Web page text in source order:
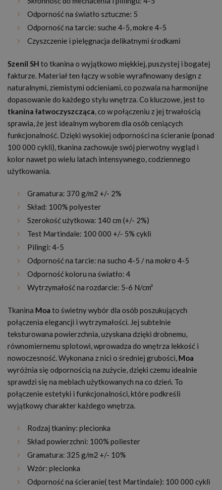
Odporność na światło sztuczne: 5
Odporność na tarcie: suche 4-5, mokre 4-5
Czyszczenie i pielęgnacja delikatnymi środkami
Szenil SH to tkanina o wyjątkowo miękkiej, puszystej i bogatej
fakturze. Materiał ten łączy w sobie wyrafinowany design z
naturalnymi, ziemistymi odcieniami, co pozwala na harmonijne
dopasowanie do każdego stylu wnętrza. Co kluczowe, jest to
tkanina łatwoczyszcząca, co w połączeniu z jej trwałością
sprawia, że jest idealnym wyborem dla osób ceniących
funkcjonalność. Dzięki wysokiej odporności na ścieranie (ponad
100 000 cykli), tkanina zachowuje swój pierwotny wygląd i
kolor nawet po wielu latach intensywnego, codziennego
użytkowania.
Gramatura: 370 g/m2 +/- 2%
Skład: 100% polyester
Szerokość użytkowa: 140 cm (+/- 2%)
Test Martindale: 100 000 +/- 5% cykli
Pilingi: 4-5
Odporność na tarcie: na sucho 4-5 / na mokro 4-5
Odporność koloru na światło: 4
Wytrzymałość na rozdarcie: 5-6 N/cm²
Tkanina Moa to świetny wybór dla osób poszukujących
połączenia elegancji i wytrzymałości. Jej subtelnie
teksturowana powierzchnia, uzyskana dzięki drobnemu,
równomiernemu splotowi, wprowadza do wnętrza lekkość i
nowoczesność. Wykonana z nici o średniej grubości, Moa
wyróżnia się odpornością na zużycie, dzięki czemu idealnie
sprawdzi się na meblach użytkowanych na co dzień. To
połączenie estetyki i funkcjonalności, które podkreśli
wyjątkowy charakter każdego wnętrza.
Rodzaj tkaniny: plecionka
Skład powierzchni: 100% poliester
Gramatura: 325 g/m2 +/- 10%
Wzór: plecionka
Odporność na ścieranie( test Martindale): 100 000 cykli